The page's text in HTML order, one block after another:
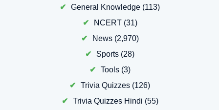
General Knowledge (113)
NCERT(31)
News(2,970)
Sports (28)
Tools(3)
Trivia Quizzes (126)
Trivia Quizzes Hindi (55)